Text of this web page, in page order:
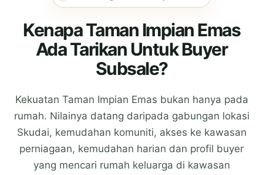
Kenapa Taman Impian Emas
Ada Tarikan Untuk Buyer
Subsale?
Kekuatan Taman Impian Emas bukan hanya pada
rumah. Nilainya datang daripada gabungan lokasi
Skudai, kemudahan komuniti, akses ke kawasan
perniagaan, kemudahan harian dan profil buyer
yang mencari rumah keluarga di kawasan